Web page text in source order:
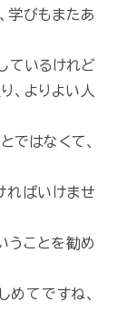
学びもまたあ
ているけれど
、よりよい人
ではなくて、
ればいけませ
うことを勧め
てですね、